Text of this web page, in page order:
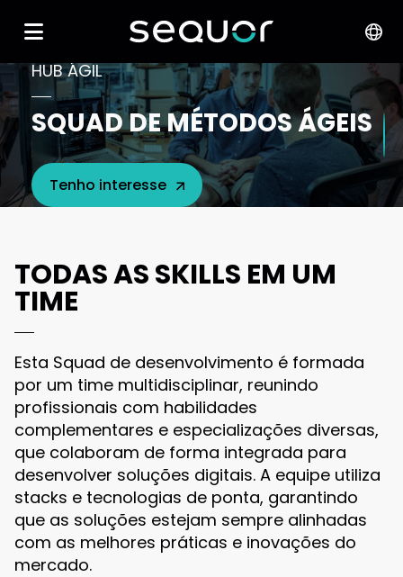
HUB ÁGIL
SQUAD DE MÉTODOS ÁGEIS
Tenho interesse
TODAS AS SKILLS EM UM
TIME
Esta Squad de desenvolvimento é formada
por um time multidisciplinar, reunindo
profissionais com habilidades
complementares e especializações diversas,
que colaboram de forma integrada para
desenvolver soluções digitais. A equipe utiliza
stacks e tecnologias de ponta, garantindo
que as soluções estejam sempre alinhadas
com as melhores práticas e inovações do
mercado.